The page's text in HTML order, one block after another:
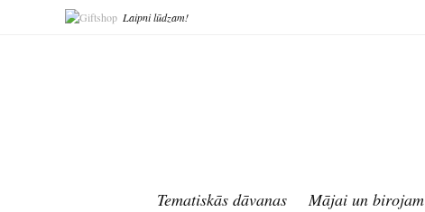
Laipni lūdzam!
Tematiskās dāvanas Mājai un birojam